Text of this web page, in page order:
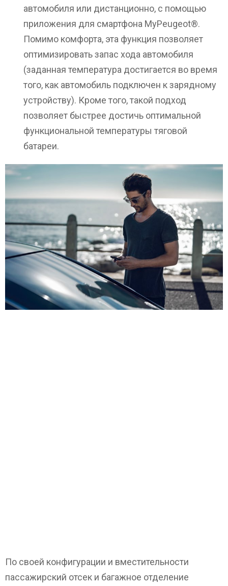
автомобиля или дистанционно, с помощью
приложения для смартфона MyPeugeot®.
Помимо комфорта, эта функция позволяет
оптимизировать запас хода автомобиля
(заданная температура достигается во время
того, как автомобиль подключен к зарядному
устройству). Кроме того, такой подход
позволяет быстрее достичь оптимальной
функциональной температуры тяговой
батареи.
По своей конфигурации и вместительности
пассажирский отсек и багажное отделение